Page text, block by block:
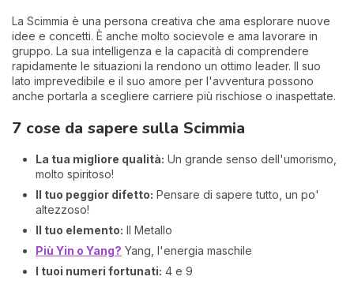
La Scimmia è una persona creativa che ama esplorare nuove
idee e concetti. È anche molto socievole e ama lavorare in
gruppo. La sua intelligenza e la capacità di comprendere
rapidamente le situazioni la rendono un ottimo leader. Il suo
lato imprevedibile e il suo amore per l'avventura possono
anche portarla a scegliere carriere più rischiose o inaspettate.
7 cose da sapere sulla Scimmia
La tua migliore qualità: Un grande senso dell'umorismo,
molto spiritoso!
Il tuo peggior difetto: Pensare di sapere tutto, un po'
altezzoso!
Il tuo elemento: Il Metallo
Più Yin o Yang? Yang, l'energia maschile
I tuoi numeri fortunati: 4 e 9